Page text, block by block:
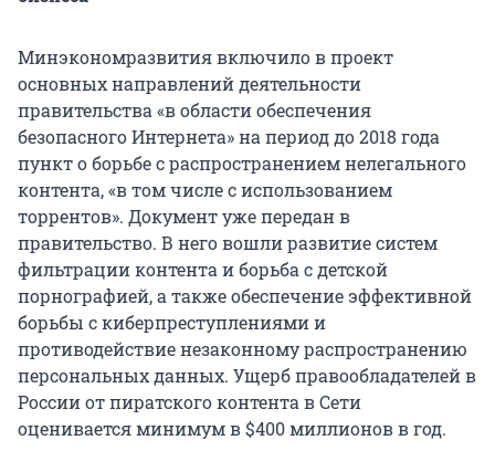
Минэкономразвития включило в проект
основных направлений деятельности
правительства «в области обеспечения
безопасного Интернета» на период до 2018 года
пункт о борьбе с распространением нелегального
контента, «в том числе с использованием
торрентов». Документ уже передан в
правительство. В него вошли развитие систем
фильтрации контента и борьба с детской
порнографией, а также обеспечение эффективной
борьбы с киберпреступлениями и
противодействие незаконному распространению
персональных данных. Ущерб правообладателей в
России от пиратского контента в Сети
оценивается минимум в $400 миллионов в год.